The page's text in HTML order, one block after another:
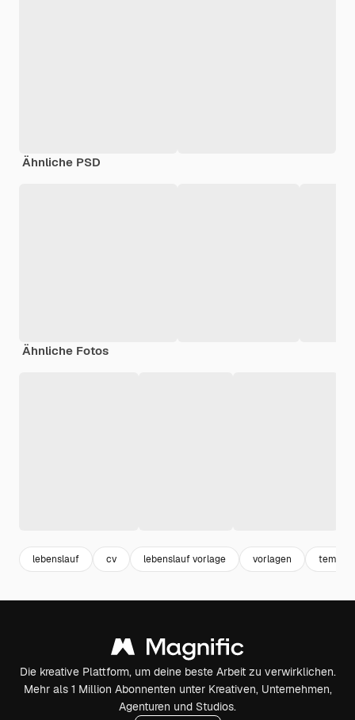
Ähnliche PSD
Ähnliche Fotos
lebenslauf cv lebenslauf vorlage vorlagen
Die kreative Plattform, um deine beste Arbeit zu verwirklichen.
Mehr als 1 Million Abonnenten unter Kreativen, Unternehmen,
Agenturen und Studios.